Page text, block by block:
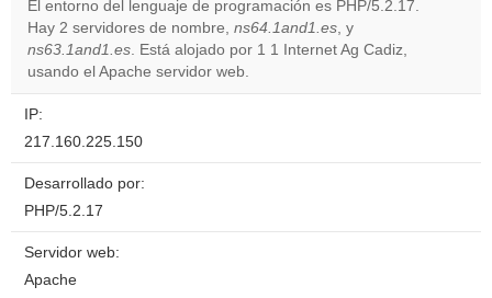
Do you
own this
El entorno del lenguaje de programación es PHP/5.2.17.
Hay 2 servidores de nombre, ns64.1and1.es, y
ns63.1and1.es. Está alojado por 1 1 Internet Ag Cadiz,
usando el Apache servidor web.
IP:
217.160.225.150
Desarrollado por:
PHP/5.2.17
Servidor web:
Apache